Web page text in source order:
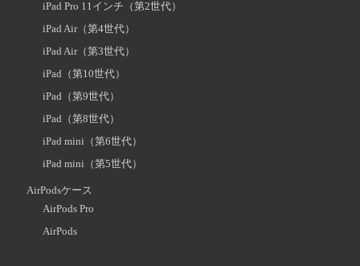
iPad Pro 11インチ（第2世代）
iPad Air（第4世代）
iPad Air（第3世代）
iPad（第10世代）
iPad（第9世代）
iPad（第8世代）
iPad mini（第6世代）
iPad mini（第5世代）
AirPodsケース
AirPods Pro
AirPods